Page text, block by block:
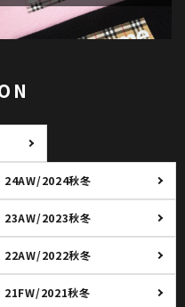
24AW/2024秋冬
23AW/2023秋冬
22AW/2022秋冬
21FW/2021秋冬